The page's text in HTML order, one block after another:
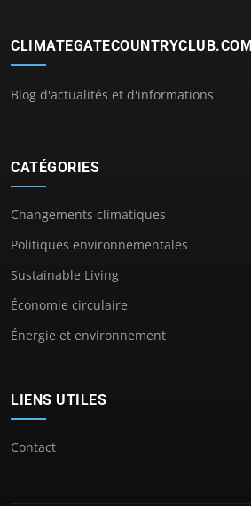
CLIMATEGATECOUNTRYCLUB.COM
Blog d'actualités et d'informations
CATÉGORIES
Changements climatiques
Politiques environnementales
Sustainable Living
Économie circulaire
Énergie et environnement
LIENS UTILES
Contact